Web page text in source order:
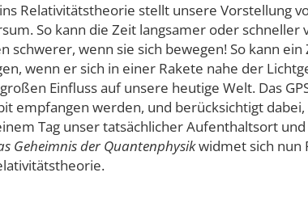
Relativitätstheorie stellt unsere Vorstellung
So kann die Zeit langsamer oder
schwerer, wenn sie sich bewegen! So kann
wenn er sich in einer Rakete nahe der
Einfluss auf unsere heutige Welt. Das
empfangen werden, und berücksichtigt
Tag unser tatsächlicher Aufenthaltsort
Geheimnis der Quantenphysikwidmet sich nun